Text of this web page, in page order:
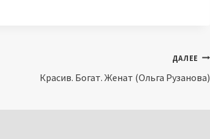
ДАЛЕЕ
Красив. Богат. Женат (Ольга Рузанова)